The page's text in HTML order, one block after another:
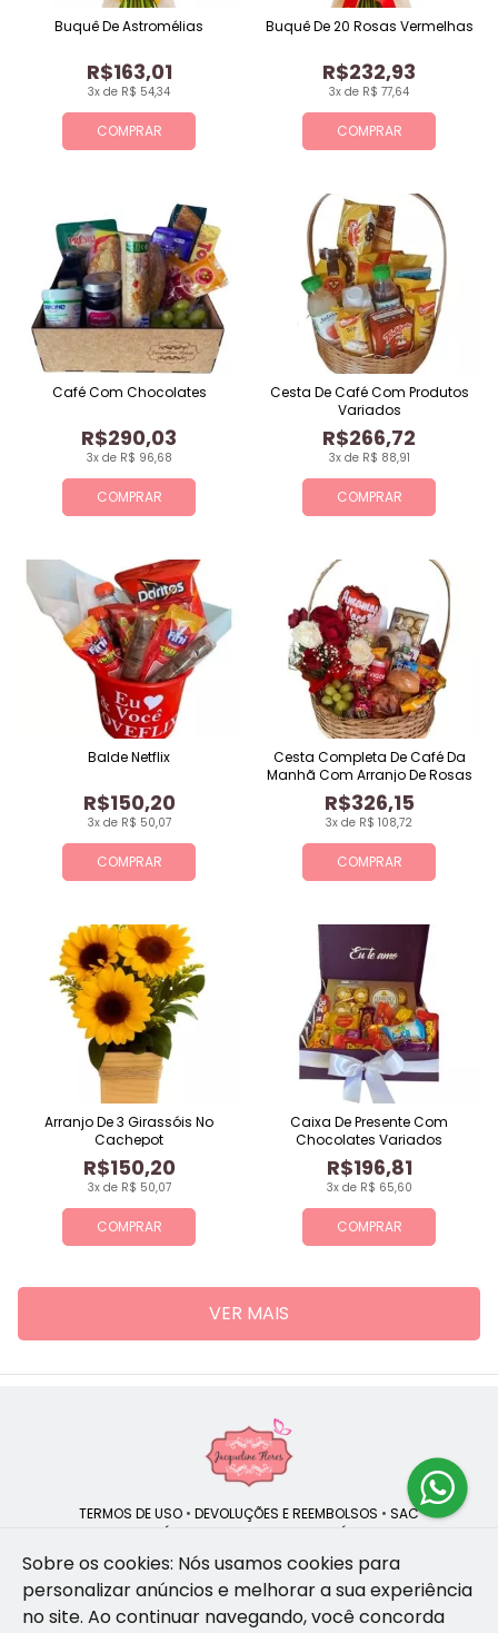
COMPRAR
3x de R$ 54,34
R$163,01
Buquê De Astromélias
COMPRAR
3x de R$ 77,64
R$232,93
Buquê De 20 Rosas Vermelhas
COMPRAR
3x de R$ 96,68
R$290,03
Café Com Chocolates
COMPRAR
3x de R$ 88,91
R$266,72
Cesta De Café Com Produtos
Variados
COMPRAR
3x de R$ 50,07
R$150,20
Balde Netflix
COMPRAR
3x de R$ 108,72
R$326,15
Cesta Completa De Café Da
Manhã Com Arranjo De Rosas
COMPRAR
3x de R$ 50,07
R$150,20
Arranjo De 3 Girassóis No
Cachepot
COMPRAR
3x de R$ 65,60
R$196,81
Caixa De Presente Com
Chocolates Variados
VER MAIS
TERMOS DE USO • DEVOLUÇÕES E REEMBOLSOS • SAC
POLÍTICA DE PRIVACIDADE POLÍTICA DE COOKIES
Jacqueline Flores | CNPJ: 47.335.418/0001-13
Sobre os cookies: Nós usamos cookies para
personalizar anúncios e melhorar a sua experiência
no site. Ao continuar navegando, você concorda